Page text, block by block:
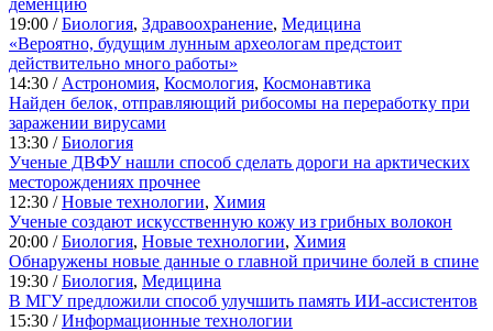
деменцию
19:00 /Биология, Здравоохранение, Медицина
«Вероятно, будущим лунным археологам предстоит
действительно много работы»
14:30 / Астрономия, Космология, Космонавтика
Найден белок, отправляющий рибосомы на переработку при
заражении вирусами
13:30 /Биология
Ученые ДВФУ нашли способ сделать дороги на арктических
месторождениях прочнее
12:30 /Новые технологии, Химия
Ученые создают искусственную кожу из грибных волокон
20:00 /Биология, Новые технологии, Химия
Обнаружены новые данные о главной причине болей в спине
19:30 /Биология, Медицина
В МГУ предложили способ улучшить память ИИ-ассистентов
15:30 /Информационные технологии